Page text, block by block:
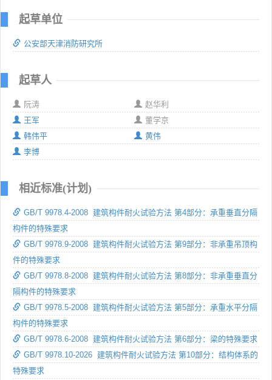
起草单位
公安部天津消防研究所
起草人
阮涛
赵华利
王军
董学京
韩伟平
黄伟
李博
相近标准(计划)
GB/T 9978.4-2008 建筑构件耐火试验方法 第4部分：承重垂直分隔
构件的特殊要求
GB/T 9978.9-2008 建筑构件耐火试验方法 第9部分：非承重吊顶构
件的特殊要求
GB/T 9978.8-2008 建筑构件耐火试验方法 第8部分：非承重垂直分
隔构件的特殊要求
GB/T 9978.5-2008 建筑构件耐火试验方法 第5部分：承重水平分隔
构件的特殊要求
GB/T 9978.6-2008 建筑构件耐火试验方法 第6部分：梁的特殊要求
GB/T 9978.10-2026 建筑构件耐火试验方法 第10部分：结构体系的
特殊要求